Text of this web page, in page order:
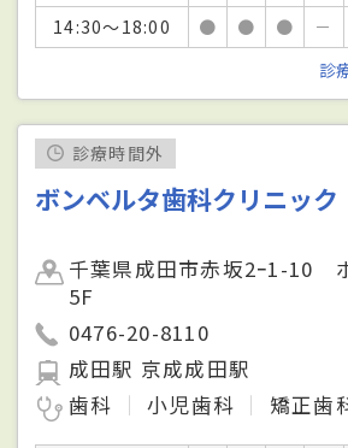
14:30～18:00
● ● ● －
診
診療時間外
ボンベルタ歯科クリニック
千葉県成田市赤坂2ｰ1-10
5F
0476-20-8110
成田駅 京成成田駅
歯科
小児歯科 矯正歯